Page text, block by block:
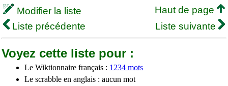
Modifier la liste
Haut de page
Liste précédente
Liste suivante
Voyez cette liste pour :
Le Wiktionnaire français : 1234 mots
Le scrabble en anglais : aucun mot